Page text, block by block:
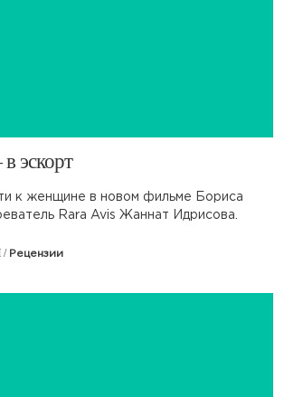
эскорт
к женщине в новом фильме Бориса
Rara Avis Жаннат Идрисова.
/ Рецензии